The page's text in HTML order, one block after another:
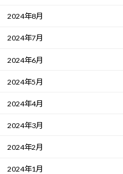
2024年8月
2024年7月
2024年6月
2024年5月
2024年4月
2024年3月
2024年2月
2024年1月